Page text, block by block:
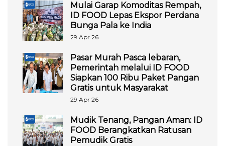
Mulai Garap Komoditas Rempah,
ID FOOD Lepas Ekspor Perdana
Bunga Pala ke India
29 Apr 26
Pasar Murah Pasca lebaran,
Pemerintah melalui ID FOOD
Siapkan 100 Ribu Paket Pangan
Gratis untuk Masyarakat
29 Apr 26
Mudik Tenang, Pangan Aman: ID
FOOD Berangkatkan Ratusan
Pemudik Gratis